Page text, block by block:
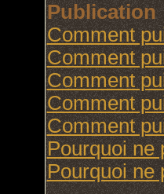
Publication
Comment
Comment
Comment
Comment
Comment
Pourquoi ne
Pourquoi ne